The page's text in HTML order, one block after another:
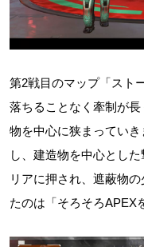
第2戦目のマップ「スト
落ちることなく牽制が
物を中心に狭まってい
し、建造物を中心とし
リアに押され、遮蔽物
たのは「そろそろAPEX